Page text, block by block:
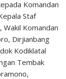
Komandan
Staf
Komandan
Dirjianbang
Kodiklatal
Tembak